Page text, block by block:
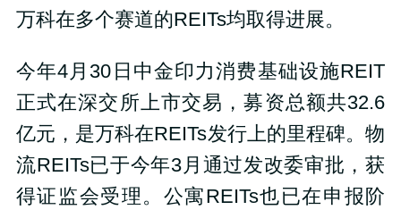
万科在多个赛道的REITs均取得进展。
今年4月30日中金印力消费基础设施REIT
正式在深交所上市交易，募资总额共32.6
亿元，是万科在REITs发行上的里程碑。物
流REITs已于今年3月通过发改委审批，获
得证监会受理。公寓REITs也已在申报阶